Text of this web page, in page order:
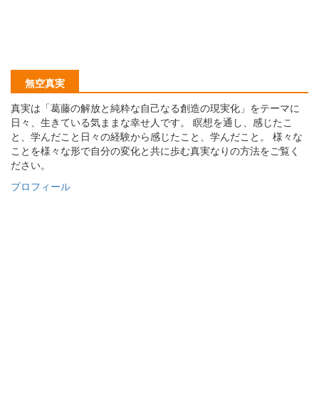
無空真実
真実は「葛藤の解放と純粋な自己なる創造の現実化」をテーマに
日々、生きている気ままな幸せ人です。 瞑想を通し、感じたこ
と、学んだこと日々の経験から感じたこと、学んだこと。 様々な
ことを様々な形で自分の変化と共に歩む真実なりの方法をご覧く
ださい。
プロフィール